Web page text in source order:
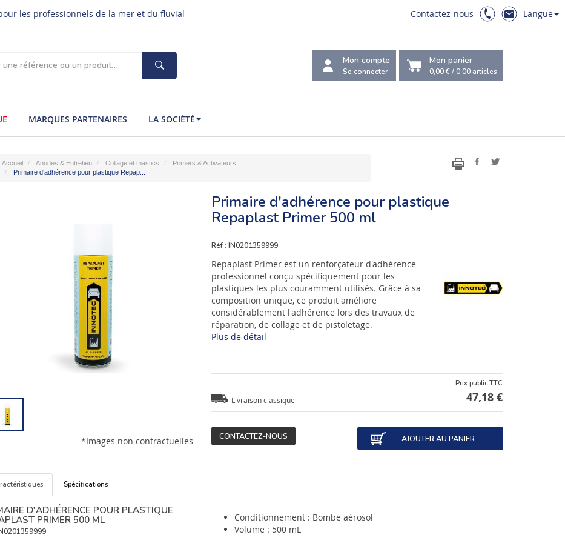
les professionnels de la mer et du fluvial Contactez-nous Langue
Mon compte
Se connecter
Mon panier
0,00 €/0,00 articles
MARQUES PARTENAIRES LA SOCIÉTÉ
Accueil Anodes & Entretien Collage et mastics
Primers & Activateurs
Primaire d'adhérence pour plastique Repap...
*Images non contractuelles
Primaire d'adhérence pour plastique
Repaplast Primer 500 ml
Réf :IN0201359999
Repaplast Primer est un renforçateur d'adhérence
professionnel conçu spécifiquement pour les
plastiques les plus couramment utilisés. Grâce à sa
composition unique, ce produit améliore
considérablement l'adhérence lors des travaux de
réparation, de collage et de pistoletage.
Plus de détail
Livraison classique
Prix public TTC
47,18 €
CONTACTEZ-NOUS AJOUTER AU PANIER
Spécifications
D'ADHÉRENCE POUR PLASTIQUE
PRIMER 500 ML
Conditionnement : Bombe aérosol
Volume : 500 mL